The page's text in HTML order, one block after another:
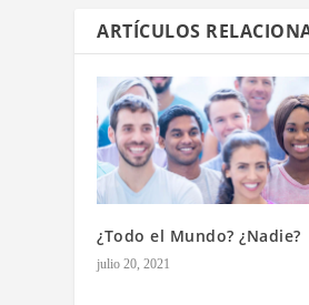
ARTÍCULOS
¿Todo el Mundo? ¿Nadie?
julio 20, 2021